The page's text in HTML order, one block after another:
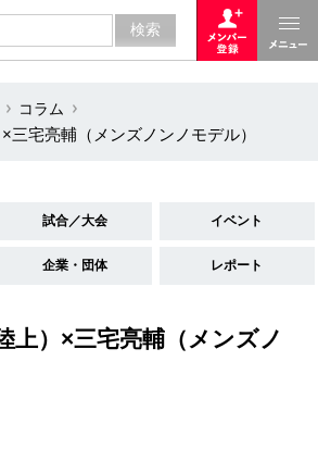
コラム
三宅亮輔（メンズノンノモデル）
試合／大会 イベント
企業・団体 レポート
上）×三宅亮輔（メンズノ